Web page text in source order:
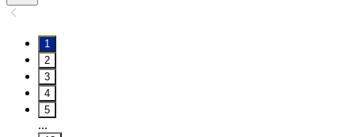
1
2
3
4
5
...